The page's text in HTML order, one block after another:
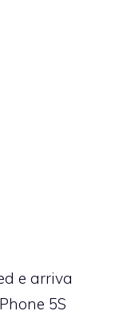
e arriva
5S